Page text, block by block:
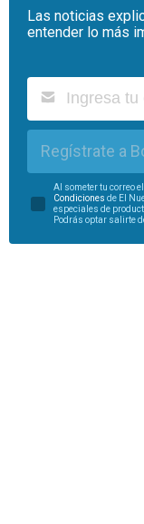
Las noticias
entender lo más
Regístrate a
Al someter tu correo
Condiciones de El
especiales de
Podrás optar salirte